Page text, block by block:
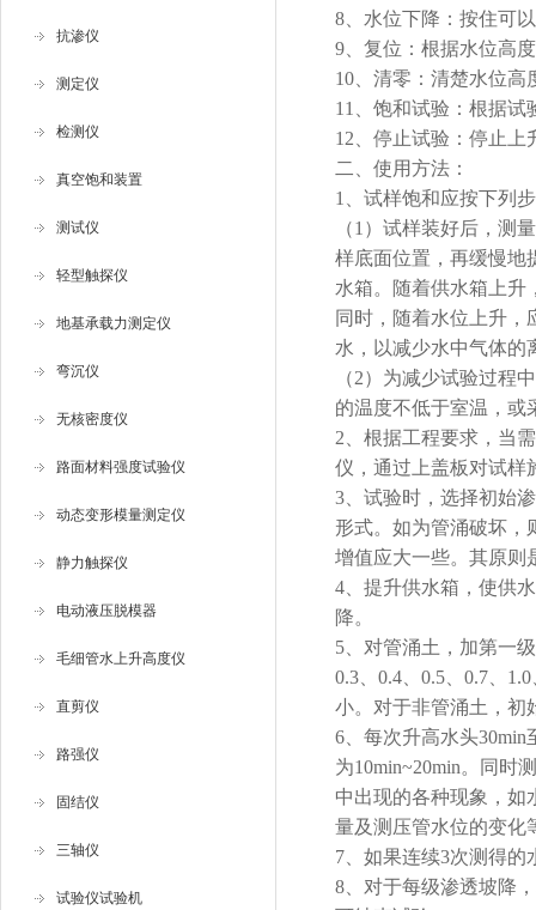
抗渗仪
测定仪
检测仪
真空饱和装置
测试仪
轻型触探仪
地基承载力测定仪
弯沉仪
无核密度仪
路面材料强度试验仪
动态变形模量测定仪
静力触探仪
电动液压脱模器
毛细管水上升高度仪
直剪仪
路强仪
固结仪
三轴仪
试验仪试验机
8、 水位下降：按住可
9、 复位：根据水位高
10、 清零：清楚水位高
11、 饱和试验：根据试
12、 停止试验：停止上
二、使用方法：
1、试样饱和应按下列
（1）试样装好后，测
样底面位置，再缓慢地
水箱。随着供水箱上升
同时，随着水位上升，
水，以减少水中气体的
（2）为减少试验过程
的温度不低于室温，或
2、根据工程要求，当
仪，通过上盖板对试样
3、试验时，选择初始
形式。如为管涌破坏，
增值应大一些。其原则
4、提升供水箱，使供
降。
5、对管涌土，加第一
0.3、0.4、0.5、0.7、
小。对于非管涌土，初
6、每次升高水头
为10min~20min。同时
中出现的各种现象，如
量及测压管水位的变化
7、如果连续3次测得
8、对于每级渗透坡降